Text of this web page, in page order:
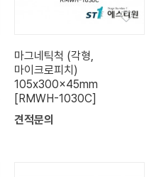
마그네틱척 (각형,
마이크로피치)
105x300x45mm
[RMWH-1030C]
견적문의